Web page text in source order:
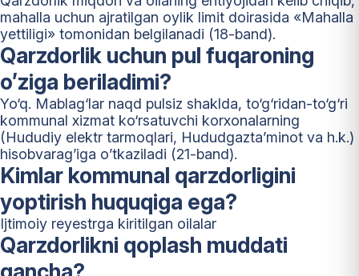
mahalla uchun ajratilgan oylik limit doirasida «Mahalla
yettiligi» tomonidan belgilanadi (18-band).
Qarzdorlik uchun pul fuqaroning
o’ziga beriladimi?
Yo‘q. Mablag‘lar naqd pulsiz shaklda, to‘g‘ridan-to‘g‘ri
kommunal xizmat ko‘rsatuvchi korxonalarning
(Hududiy elektr tarmoqlari, Hududgazta’minot va h.k.)
hisobvarag’iga o’tkaziladi (21-band).
Kimlar kommunal qarzdorligini
yoptirish huquqiga ega?
Ijtimoiy reyestrga kiritilgan oilalar
Qarzdorlikni qoplash muddati